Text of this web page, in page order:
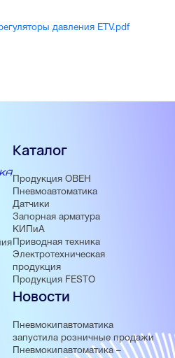
давления ETV.pdf
Каталог
Продукция ОВЕН
Пневмоавтоматика
Датчики
Запорная арматура
КИПиА
Приводная техника
Электротехническая
продукция
Продукция FESTO
Новости
Пневмокипавтоматика
запустила розничные продажи
Пневмокипавтоматика –